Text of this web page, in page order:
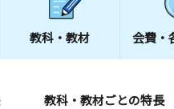
教科・教材 会費・
教科・教材ごとの特長